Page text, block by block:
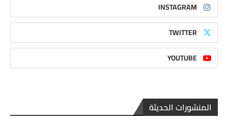
INSTAGRAM
TWITTER
YOUTUBE
المنشورات الحديثة